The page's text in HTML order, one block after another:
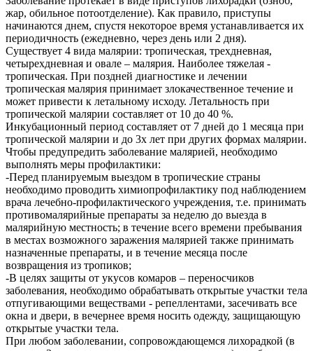
жар, обильное потоотделение). Как правило, приступы
начинаются днем, спустя некоторое время устанавливается их
периодичность (ежедневно, через день или 2 дня).
Существует 4 вида малярии: тропическая, трехдневная,
четырехдневная и овале – малярия. Наиболее тяжелая -
тропическая. При поздней диагностике и лечении
тропическая малярия принимает злокачественное течение и
может привести к летальному исходу. Летальность при
тропической малярии составляет от 10 до 40 %.
Инкубационный период составляет от 7 дней до 1 месяца при
тропической малярии и до 3х лет при других формах малярии.
Чтобы предупредить заболевание малярией, необходимо
выполнять меры профилактики:
-Перед планируемым выездом в тропические страны
необходимо проводить химиопрофилактику под наблюдением
врача лечебно-профилактического учреждения, т.е. принимать
противомалярийные препараты за неделю до выезда в
малярийную местность; в течение всего времени пребывания
в местах возможного заражения малярией также принимать
назначенные препараты, и в течение месяца после
возвращения из тропиков;
-В целях защиты от укусов комаров – переносчиков
заболевания, необходимо обрабатывать открытые участки тела
отпугивающими веществами - репеллентами, засечивать все
окна и двери, в вечернее время носить одежду, защищающую
открытые участки тела.
При любом заболевании, сопровождающемся лихорадкой (в